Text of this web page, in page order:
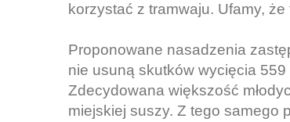
korzystać z tramwaju. Ufamy,
Proponowane nasadzenia
nie usuną skutków wycięcia
Zdecydowana większość
miejskiej suszy. Z tego samego